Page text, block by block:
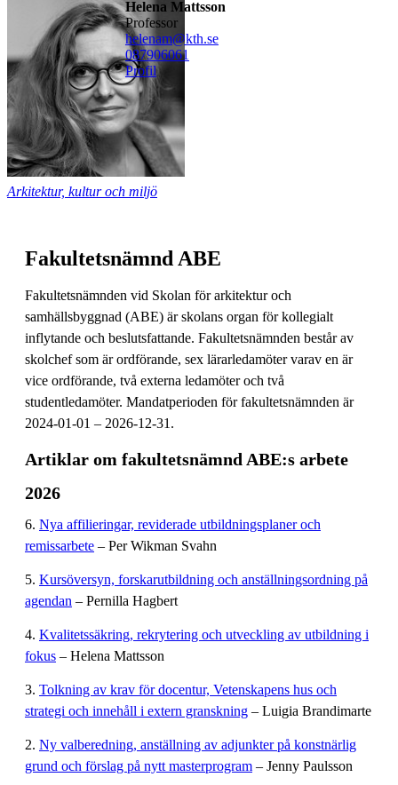
Helena Mattsson
professor
helenam@kth.se
087906061
Profil
Arkitektur, kultur och miljö
Fakultetsnämnd ABE
Fakultetsnämnden vid Skolan för arkitektur och
samhällsbyggnad (ABE) är skolans organ för kollegialt
inflytande och beslutsfattande. Fakultetsnämnden består av
skolchef som är ordförande, sex lärarledamöter varav en är
vice ordförande, två externa ledamöter och två
studentledamöter. Mandatperioden för fakultetsnämnden är
2024-01-01 – 2026-12-31.
Artiklar om fakultetsnämnd ABE:s arbete
2026
6. Nya affilieringar, reviderade utbildningsplaner och
remissarbete – Per Wikman Svahn
5. Kursöversyn, forskarutbildning och anställningsordning på
agendan – Pernilla Hagbert
4. Kvalitetssäkring, rekrytering och utveckling av utbildning i
fokus – Helena Mattsson
3. Tolkning av krav för docentur, Vetenskapens hus och
strategi och innehåll i extern granskning – Luigia Brandimarte
2. Ny valberedning, anställning av adjunkter på konstnärlig
grund och förslag på nytt masterprogram – Jenny Paulsson